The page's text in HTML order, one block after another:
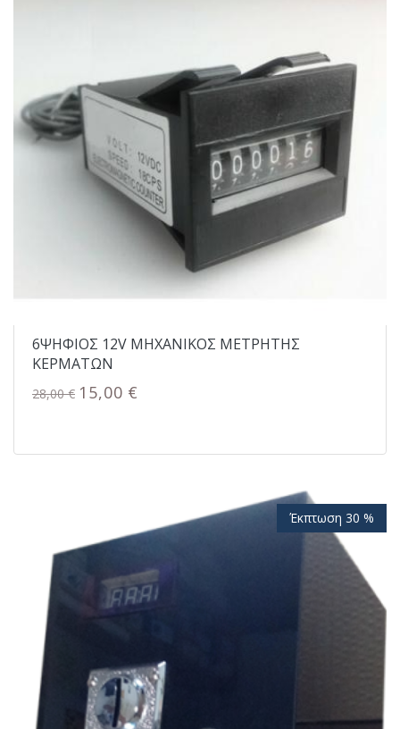
6ΨΗΦΙΟΣ 12V ΜΗΧΑΝΙΚΟΣ ΜΕΤΡΗΤΗΣ
ΚΕΡΜΑΤΩΝ
28,00 € 15,00 €
Έκπτωση 30 %